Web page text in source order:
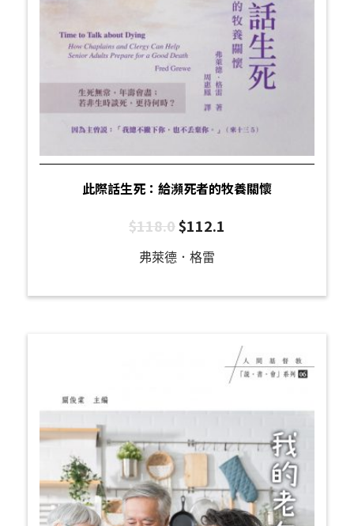
此際話生死：給瀕死者的牧養關懷
$118.0$112.1
弗萊德．格雷